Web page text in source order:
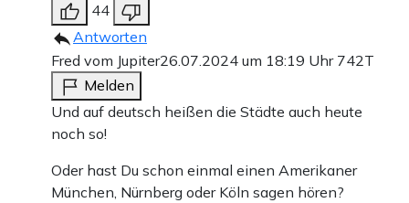
44
Antworten
Fred vom Jupiter26.07.2024 um 18:19 Uhr 742T
Melden
Und auf deutsch heißen die Städte auch heute
noch so!
Oder hast Du schon einmal einen Amerikaner
München, Nürnberg oder Köln sagen hören?